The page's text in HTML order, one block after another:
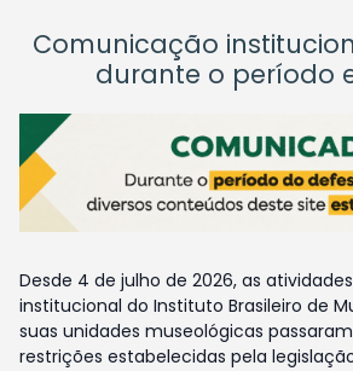
Comunicação
durante o período
Desde 4 de julho de 2026, as
institucional do Instituto Brasileiro de
suas unidades museológicas
restrições estabelecidas pela